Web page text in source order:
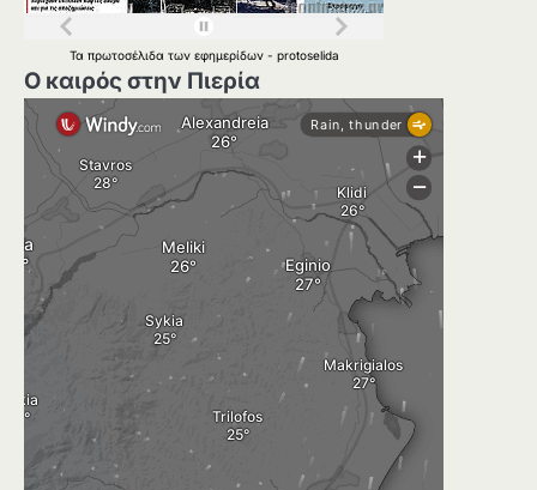
Τα πρωτοσέλιδα των εφημερίδων - protoselida
Ο καιρός στην Πιερία